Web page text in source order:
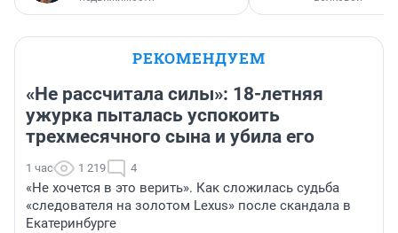
РЕКОМЕНДУЕМ
«Не рассчитала силы»: 18-летняя
ужурка пыталась успокоить
трехмесячного сына и убила его
1 час 1 219 4
«Не хочется в это верить». Как сложилась судьба
«следователя на золотом Lexus» после скандала в
Екатеринбурге